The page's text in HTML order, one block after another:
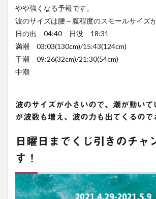
やや強くなる予報です。
波のサイズは腰～腹程度のスモールサイズ
日の出 04:40 日没 18:31
満潮 03:03(130cm)/15:43(124cm)
干潮 09:26(32cm)/21:30(54cm)
中潮
波のサイズが小さいので、潮が動いて
が波数も増え、波の力も出てくるので
日曜日までくじ引きのチャ
す！